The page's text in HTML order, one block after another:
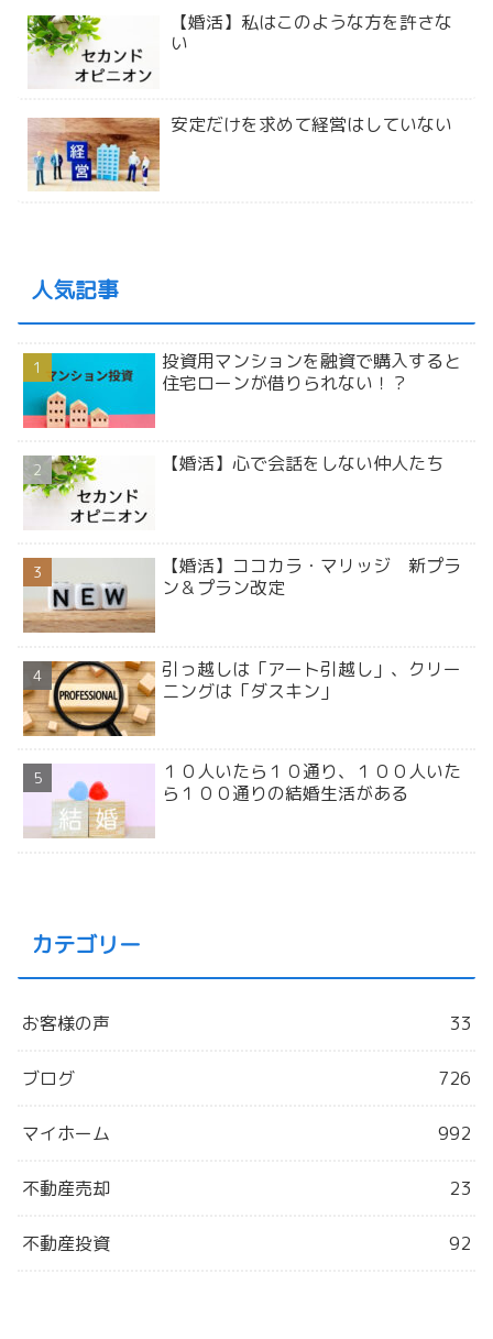
【婚活】私はこのような方を許さな
い
安定だけを求めて経営はしていない
人気記事
投資用マンションを融資で購入すると
住宅ローンが借りられない！？
【婚活】心で会話をしない仲人たち
【婚活】ココカラ・マリッジ 新プラ
ン＆プラン改定
引っ越しは「アート引越し」、クリー
ニングは「ダスキン」
１０人いたら１０通り、１００人いた
ら１００通りの結婚生活がある
カテゴリー
お客様の声 33
ブログ 726
マイホーム 992
不動産売却 23
不動産投資 92